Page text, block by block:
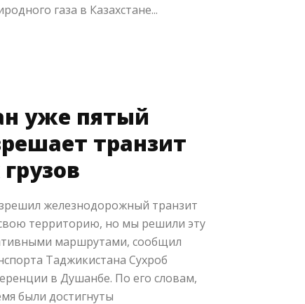
газа в Казахстане...
уже пятый
транзит
железнодорожный транзит
территорию, но мы решили эту
маршрутами, сообщил
Таджикистана Сухроб
в Душанбе. По его словам,
были достигнуты